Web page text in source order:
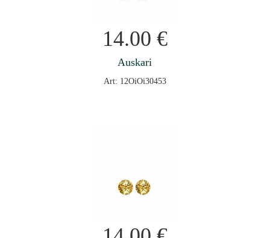
14.00 €
Auskari
Art: 12OiOi30453